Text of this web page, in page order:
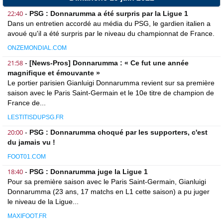
22:40 - PSG : Donnarumma a été surpris par la Ligue 1
Dans un entretien accordé au média du PSG, le gardien italien a
avoué qu'il a été surpris par le niveau du championnat de France.
ONZEMONDIAL.COM
21:58 - [News-Pros] Donnarumma : « Ce fut une année
magnifique et émouvante »
Le portier parisien Gianluigi Donnarumma revient sur sa première
saison avec le Paris Saint-Germain et le 10e titre de champion de
France de...
LESTITISDUPSG.FR
20:00 - PSG : Donnarumma choqué par les supporters, c'est
du jamais vu !
FOOT01.COM
18:40 - PSG : Donnarumma juge la Ligue 1
Pour sa première saison avec le Paris Saint-Germain, Gianluigi
Donnarumma (23 ans, 17 matchs en L1 cette saison) a pu juger
le niveau de la Ligue...
MAXIFOOT.FR